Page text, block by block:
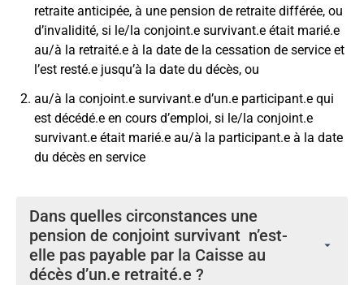
retraite anticipée, à une pension de retraite différée, ou
d’invalidité, si le/la conjoint.e survivant.e était marié.e
au/à la retraité.e à la date de la cessation de service et
l’est resté.e jusqu’à la date du décès, ou
au/à la conjoint.e survivant.e d’un.e participant.e qui
est décédé.e en cours d’emploi, si le/la conjoint.e
survivant.e était marié.e au/à la participant.e à la date
du décès en service
Dans quelles circonstances une
pension de conjoint survivant n’est-
elle pas payable par la Caisse au
décès d’un.e retraité.e ?